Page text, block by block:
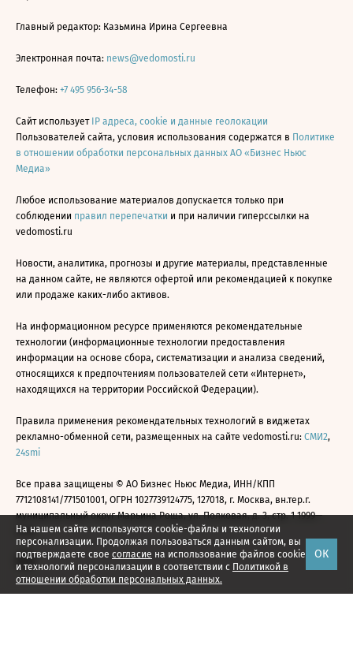
На нашем сайте используются cookie-файлы и технологии
персонализации. Продолжая пользоваться данным сайтом, вы
подтверждаете свое согласие на использование файлов cookie
и технологий персонализации в соответствии с Политикой в
отношении обработки персональных данных.
ОК
Главный редактор: Казьмина Ирина Сергеевна
Электронная почта: news@vedomosti.ru
Телефон: +7 495 956-34-58
Сайт использует IP адреса, cookie и данные геолокации
Пользователей сайта, условия использования содержатся в Политике
в отношении обработки персональных данных АО «Бизнес Ньюс
Медиа»
Любое использование материалов допускается только при
соблюдении правил перепечатки и при наличии гиперссылки на
vedomosti.ru
Новости, аналитика, прогнозы и другие материалы, представленные
на данном сайте, не являются офертой или рекомендацией к покупке
или продаже каких-либо активов.
На информационном ресурсе применяются рекомендательные
технологии (информационные технологии предоставления
информации на основе сбора, систематизации и анализа сведений,
относящихся к предпочтениям пользователей сети «Интернет»,
находящихся на территории Российской Федерации).
Правила применения рекомендательных технологий в виджетах
рекламно-обменной сети, размещенных на сайте vedomosti.ru: СМИ2,
24smi
Все права защищены © АО Бизнес Ньюс Медиа, ИНН/КПП
7712108141/771501001, ОГРН 1027739124775, 127018, г. Москва, вн.тер.г.
муниципальный округ Марьина Роща, ул. Полковая, д. 3, стр. 1 1999—
2026